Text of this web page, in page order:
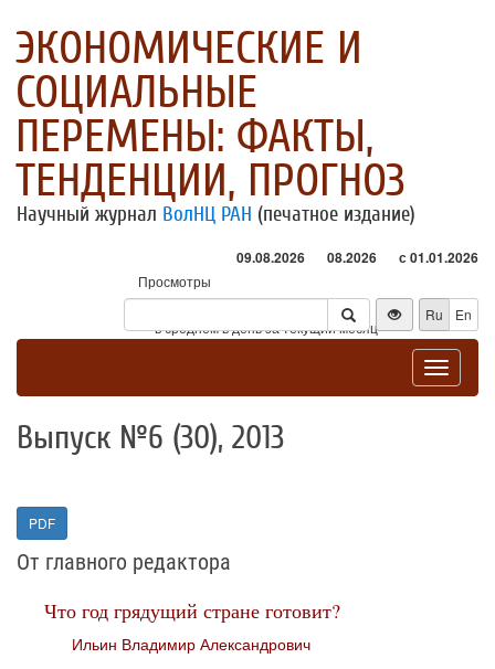
ЭКОНОМИЧЕСКИЕ И
СОЦИАЛЬНЫЕ
ПЕРЕМЕНЫ: ФАКТЫ,
ТЕНДЕНЦИИ, ПРОГНОЗ
Научный журнал ВолНЦ РАН (печатное издание)
09.08.2026 08.2026 с 01.01.2026
Просмотры
Посетители
* - в среднем в день за текущий месяц
Ru En
Toggle
Выпуск №6 (30), 2013
PDF
От главного редактора
Что год грядущий стране готовит?
Ильин Владимир Александрович